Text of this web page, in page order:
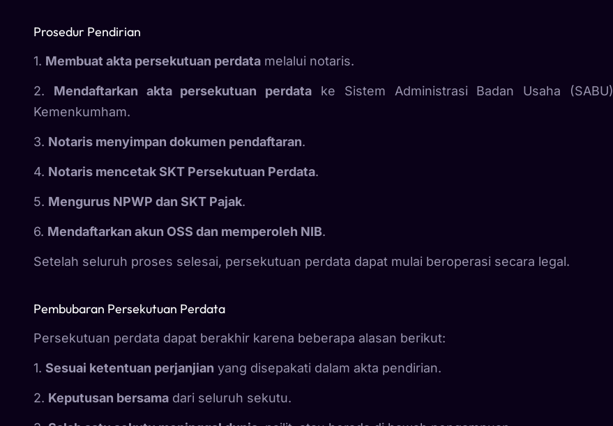
Prosedur Pendirian
1. Membuat akta persekutuan perdata melalui notaris.
2. Mendaftarkan akta persekutuan perdata ke Sistem Administrasi Badan Usaha (SABU)
Kemenkumham.
3. Notaris menyimpan dokumen pendaftaran.
4. Notaris mencetak SKT Persekutuan Perdata.
5. Mengurus NPWP dan SKT Pajak.
6. Mendaftarkan akun OSS dan memperoleh NIB.
Setelah seluruh proses selesai, persekutuan perdata dapat mulai beroperasi secara legal.
Pembubaran Persekutuan Perdata
Persekutuan perdata dapat berakhir karena beberapa alasan berikut:
1. Sesuai ketentuan perjanjian yang disepakati dalam akta pendirian.
2. Keputusan bersama dari seluruh sekutu.